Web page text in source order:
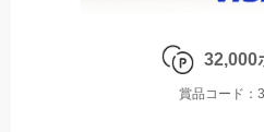
32,000
賞品コード：